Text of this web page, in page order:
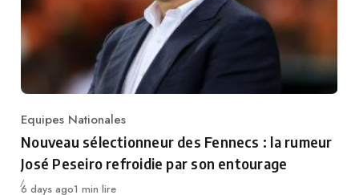
Category
Equipes Nationales
Nouveau sélectionneur des Fennecs : la rumeur
José Peseiro refroidie par son entourage
Publié
6 days ago1 min lire